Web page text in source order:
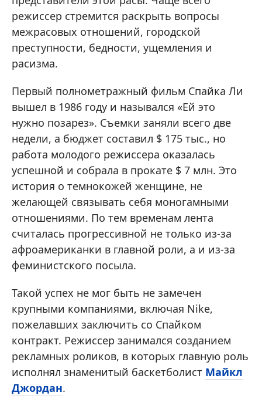
режиссер стремится раскрыть вопросы
межрасовых отношений, городской
преступности, бедности, ущемления и
расизма.
Первый полнометражный фильм Спайка Ли
вышел в 1986 году и назывался «Ей это
нужно позарез». Съемки заняли всего две
недели, а бюджет составил $ 175 тыс., но
работа молодого режиссера оказалась
успешной и собрала в прокате $ 7 млн. Это
история о темнокожей женщине, не
желающей связывать себя моногамными
отношениями. По тем временам лента
считалась прогрессивной не только из-за
афроамериканки в главной роли, а и из-за
феминистского посыла.
Такой успех не мог быть не замечен
крупными компаниями, включая Nike,
пожелавших заключить со Спайком
контракт. Режиссер занимался созданием
рекламных роликов, в которых главную роль
исполнял знаменитый баскетболист Майкл
Джордан.